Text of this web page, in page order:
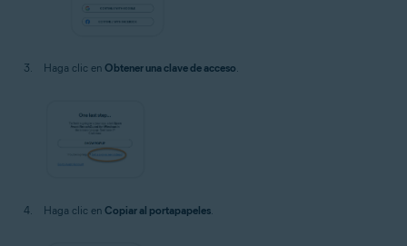
Haga clic en Obtener una clave de acceso
Haga clic en Copiar al portapapeles